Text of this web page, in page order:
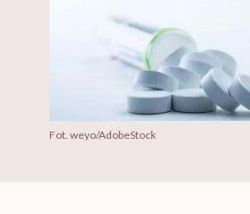
Fot. weyo/AdobeStock